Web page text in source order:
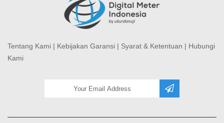
Tentang Kami | Kebijakan Garansi | Syarat & Ketentuan | Hubungi
Kami